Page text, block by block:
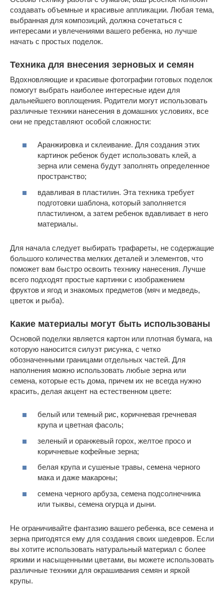
создавать объемные и красивые аппликации. Любая тема,
выбранная для композиций, должна сочетаться с
интересами и увлечениями вашего ребенка, но лучше
начать с простых поделок.
Техника для внесения зерновых и семян
Вдохновляющие и красивые фотографии готовых поделок
помогут выбрать наиболее интересные идеи для
дальнейшего воплощения. Родители могут использовать
различные техники нанесения в домашних условиях, все
они не представляют особой сложности:
Аранжировка и склеивание. Для создания этих
картинок ребенок будет использовать клей, а
зерна или семена будут заполнять определенное
пространство;
вдавливая в пластилин. Эта техника требует
подготовки шаблона, который заполняется
пластилином, а затем ребенок вдавливает в него
материалы.
Для начала следует выбирать трафареты, не содержащие
большого количества мелких деталей и элементов, что
поможет вам быстро освоить технику нанесения. Лучше
всего подходят простые картинки с изображением
фруктов и ягод и знакомых предметов (мяч и медведь,
цветок и рыба).
Какие материалы могут быть использованы
Основой поделки является картон или плотная бумага, на
которую наносится силуэт рисунка, с четко
обозначенными границами отдельных частей. Для
наполнения можно использовать любые зерна или
семена, которые есть дома, причем их не всегда нужно
красить, делая акцент на естественном цвете:
белый или темный рис, коричневая гречневая
крупа и цветная фасоль;
зеленый и оранжевый горох, желтое просо и
коричневые кофейные зерна;
белая крупа и сушеные травы, семена черного
мака и даже макароны;
семена черного арбуза, семена подсолнечника
или тыквы, семена огурца и дыни.
Не ограничивайте фантазию вашего ребенка, все семена и
зерна пригодятся ему для создания своих шедевров. Если
вы хотите использовать натуральный материал с более
яркими и насыщенными цветами, вы можете использовать
различные техники для окрашивания семян и яркой
крупы.